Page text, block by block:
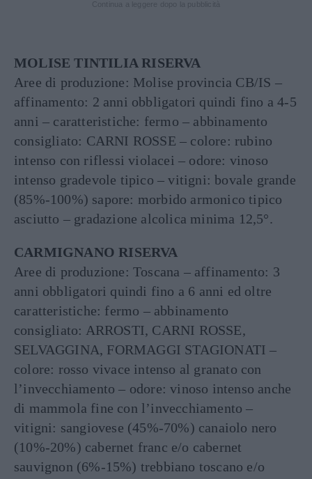
MOLISE TINTILIA RISERVA
Aree di produzione: Molise provincia CB/IS –
affinamento: 2 anni obbligatori quindi fino a 4-5
anni – caratteristiche: fermo – abbinamento
consigliato: CARNI ROSSE – colore: rubino
intenso con riflessi violacei – odore: vinoso
intenso gradevole tipico – vitigni: bovale grande
(85%-100%) sapore: morbido armonico tipico
asciutto – gradazione alcolica minima 12,5°.
CARMIGNANO RISERVA
Aree di produzione: Toscana – affinamento: 3
anni obbligatori quindi fino a 6 anni ed oltre
caratteristiche: fermo – abbinamento
consigliato: ARROSTI, CARNI ROSSE,
SELVAGGINA, FORMAGGI STAGIONATI –
colore: rosso vivace intenso al granato con
l’invecchiamento – odore: vinoso intenso anche
di mammola fine con l’invecchiamento –
vitigni: sangiovese (45%-70%) canaiolo nero
(10%-20%) cabernet franc e/o cabernet
sauvignon (6%-15%) trebbiano toscano e/o